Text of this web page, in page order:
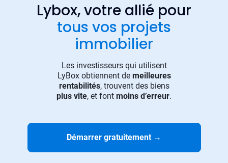
Lybox, votre allié pour
tous vos projets
immobilier
Les investisseurs qui utilisent
LyBox obtiennent de meilleures
rentabilités, trouvent des biens
plus vite, et font moins d’erreur.
Démarrer gratuitement →